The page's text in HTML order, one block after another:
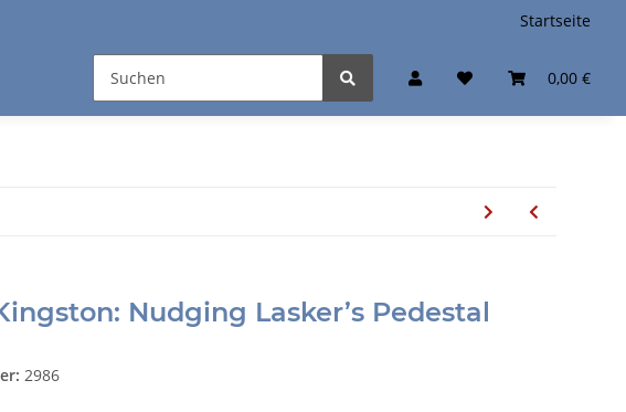
Startseite
0,00 €
Nudging Lasker’s Pedestal
2986